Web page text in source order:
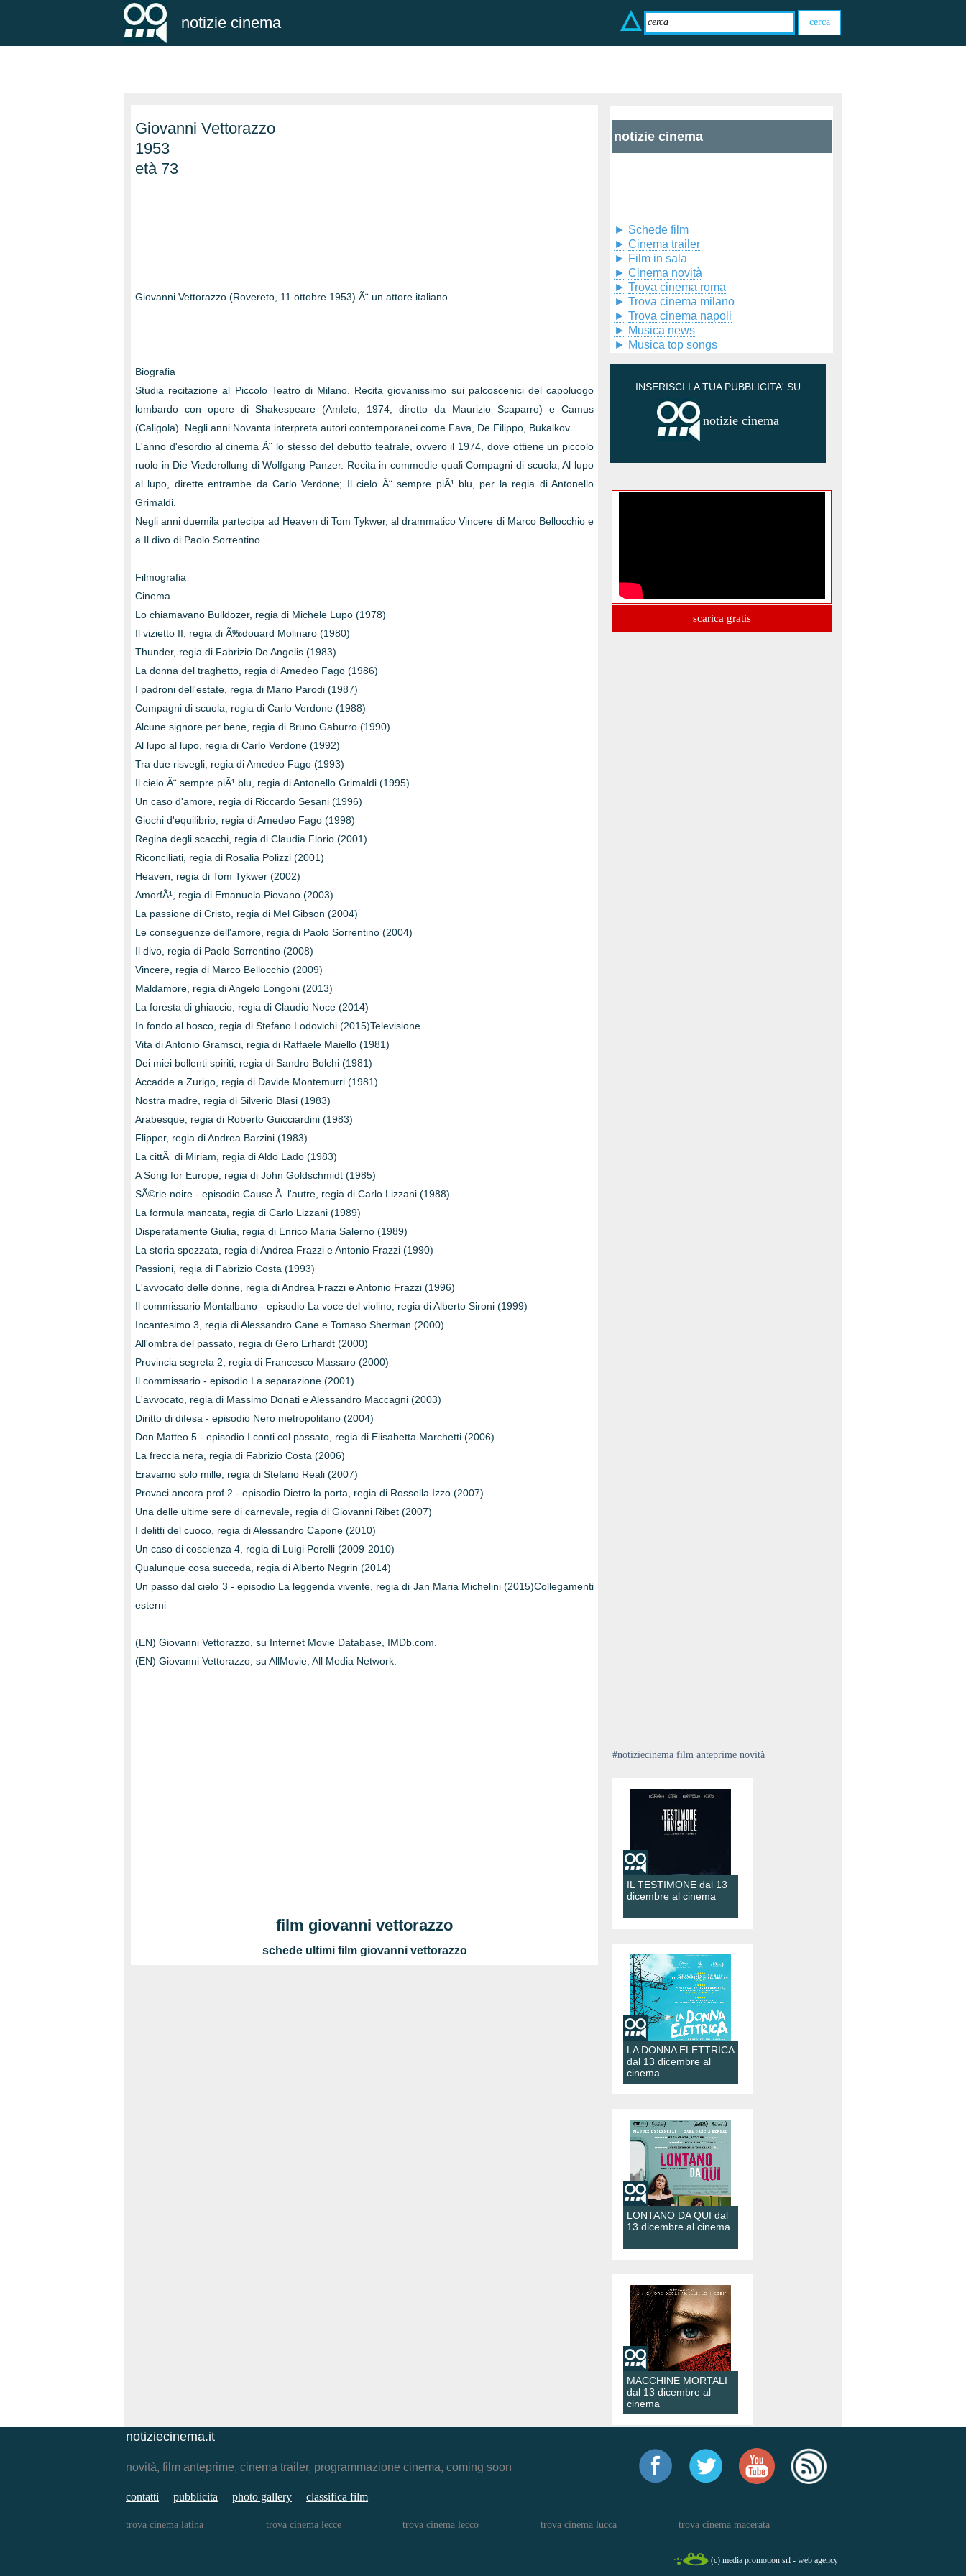
notizie cinema
Giovanni Vettorazzo
1953
età 73
Giovanni Vettorazzo (Rovereto, 11 ottobre 1953) Ã¨ un attore italiano.
Biografia
Studia recitazione al Piccolo Teatro di Milano. Recita giovanissimo sui palcoscenici del capoluogo
lombardo con opere di Shakespeare (Amleto, 1974, diretto da Maurizio Scaparro) e Camus
(Caligola). Negli anni Novanta interpreta autori contemporanei come Fava, De Filippo, Bukalkov.
L'anno d'esordio al cinema Ã¨ lo stesso del debutto teatrale, ovvero il 1974, dove ottiene un piccolo
ruolo in Die Viederollung di Wolfgang Panzer. Recita in commedie quali Compagni di scuola, Al lupo
al lupo, dirette entrambe da Carlo Verdone; Il cielo Ã¨ sempre piÃ¹ blu, per la regia di Antonello
Grimaldi.
Negli anni duemila partecipa ad Heaven di Tom Tykwer, al drammatico Vincere di Marco Bellocchio e
a Il divo di Paolo Sorrentino.
Filmografia
Cinema
Lo chiamavano Bulldozer, regia di Michele Lupo (1978)
Il vizietto II, regia di Ã‰douard Molinaro (1980)
Thunder, regia di Fabrizio De Angelis (1983)
La donna del traghetto, regia di Amedeo Fago (1986)
I padroni dell'estate, regia di Mario Parodi (1987)
Compagni di scuola, regia di Carlo Verdone (1988)
Alcune signore per bene, regia di Bruno Gaburro (1990)
Al lupo al lupo, regia di Carlo Verdone (1992)
Tra due risvegli, regia di Amedeo Fago (1993)
Il cielo Ã¨ sempre piÃ¹ blu, regia di Antonello Grimaldi (1995)
Un caso d'amore, regia di Riccardo Sesani (1996)
Giochi d'equilibrio, regia di Amedeo Fago (1998)
Regina degli scacchi, regia di Claudia Florio (2001)
Riconciliati, regia di Rosalia Polizzi (2001)
Heaven, regia di Tom Tykwer (2002)
AmorfÃ¹, regia di Emanuela Piovano (2003)
La passione di Cristo, regia di Mel Gibson (2004)
Le conseguenze dell'amore, regia di Paolo Sorrentino (2004)
Il divo, regia di Paolo Sorrentino (2008)
Vincere, regia di Marco Bellocchio (2009)
Maldamore, regia di Angelo Longoni (2013)
La foresta di ghiaccio, regia di Claudio Noce (2014)
In fondo al bosco, regia di Stefano Lodovichi (2015)Televisione
Vita di Antonio Gramsci, regia di Raffaele Maiello (1981)
Dei miei bollenti spiriti, regia di Sandro Bolchi (1981)
Accadde a Zurigo, regia di Davide Montemurri (1981)
Nostra madre, regia di Silverio Blasi (1983)
Arabesque, regia di Roberto Guicciardini (1983)
Flipper, regia di Andrea Barzini (1983)
La cittÃ di Miriam, regia di Aldo Lado (1983)
A Song for Europe, regia di John Goldschmidt (1985)
SÃ©rie noire - episodio Cause Ã l'autre, regia di Carlo Lizzani (1988)
La formula mancata, regia di Carlo Lizzani (1989)
Disperatamente Giulia, regia di Enrico Maria Salerno (1989)
La storia spezzata, regia di Andrea Frazzi e Antonio Frazzi (1990)
Passioni, regia di Fabrizio Costa (1993)
L'avvocato delle donne, regia di Andrea Frazzi e Antonio Frazzi (1996)
Il commissario Montalbano - episodio La voce del violino, regia di Alberto Sironi (1999)
Incantesimo 3, regia di Alessandro Cane e Tomaso Sherman (2000)
All'ombra del passato, regia di Gero Erhardt (2000)
Provincia segreta 2, regia di Francesco Massaro (2000)
Il commissario - episodio La separazione (2001)
L'avvocato, regia di Massimo Donati e Alessandro Maccagni (2003)
Diritto di difesa - episodio Nero metropolitano (2004)
Don Matteo 5 - episodio I conti col passato, regia di Elisabetta Marchetti (2006)
La freccia nera, regia di Fabrizio Costa (2006)
Eravamo solo mille, regia di Stefano Reali (2007)
Provaci ancora prof 2 - episodio Dietro la porta, regia di Rossella Izzo (2007)
Una delle ultime sere di carnevale, regia di Giovanni Ribet (2007)
I delitti del cuoco, regia di Alessandro Capone (2010)
Un caso di coscienza 4, regia di Luigi Perelli (2009-2010)
Qualunque cosa succeda, regia di Alberto Negrin (2014)
Un passo dal cielo 3 - episodio La leggenda vivente, regia di Jan Maria Michelini (2015)Collegamenti
esterni
(EN) Giovanni Vettorazzo, su Internet Movie Database, IMDb.com.
(EN) Giovanni Vettorazzo, su AllMovie, All Media Network.
film giovanni vettorazzo
schede ultimi film giovanni vettorazzo
notizie cinema
► Schede film
► Cinema trailer
► Film in sala
► Cinema novità
► Trova cinema roma
► Trova cinema milano
► Trova cinema napoli
► Musica news
► Musica top songs
INSERISCI LA TUA PUBBLICITA' SU
notizie cinema
scarica gratis
#notiziecinema film anteprime novità
IL TESTIMONE dal 13
dicembre al cinema
LA DONNA ELETTRICA
dal 13 dicembre al
cinema
LONTANO DA QUI dal
13 dicembre al cinema
MACCHINE MORTALI
dal 13 dicembre al
cinema
notiziecinema.it
novità, film anteprime, cinema trailer, programmazione cinema, coming soon
contatti pubblicita photo gallery classifica film
trova cinema latina trova cinema lecce trova cinema lecco trova cinema lucca trova cinema macerata
(c) media promotion srl - web agency